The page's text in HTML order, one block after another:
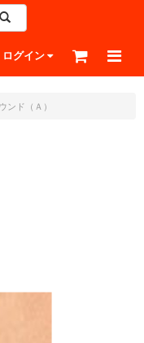
ログイン
ンド（Ａ）